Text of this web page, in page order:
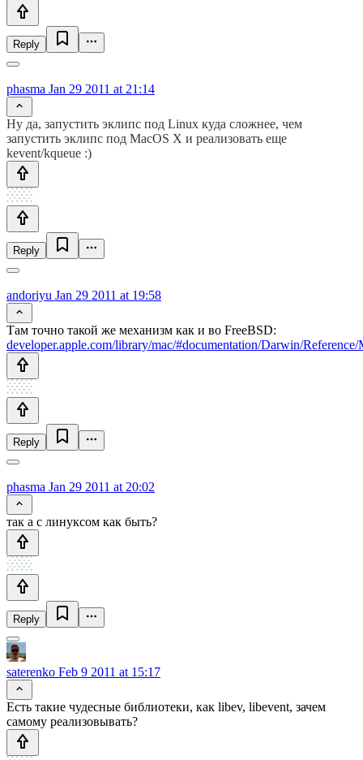
Reply
phasma Jan 29 2011 at 21:14
Ну да, запустить эклипс под Linux куда сложнее, чем
запустить эклипс под MacOS X и реализовать еще
kevent/kqueue :)
Reply
andoriyu Jan 29 2011 at 19:58
Там точно такой же механизм как и во FreeBSD:
developer.apple.com/library/mac/#documentation/Darwin/Reference/
Reply
phasma Jan 29 2011 at 20:02
так а с линуксом как быть?
Reply
saterenko Feb 9 2011 at 15:17
Есть такие чудесные библиотеки, как libev, libevent, зачем
самому реализовывать?